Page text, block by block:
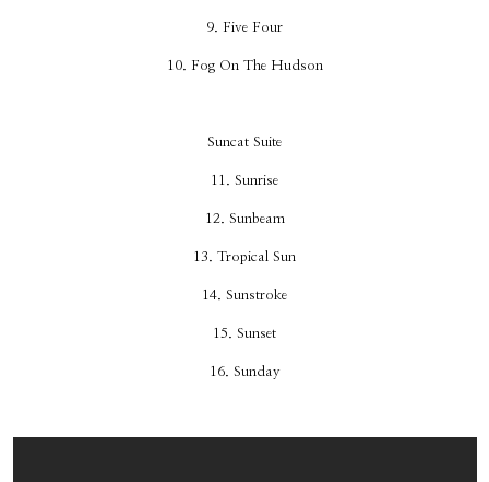
9. Five Four
10. Fog On The Hudson
Suncat Suite
11. Sunrise
12. Sunbeam
13. Tropical Sun
14. Sunstroke
15. Sunset
16. Sunday